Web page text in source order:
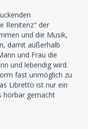
Renitenz" der
und die Musik,
damit außerhalb
und Frau die
und lebendig wird.
fast unmöglich zu
Libretto ist nur ein
hörbar gemacht